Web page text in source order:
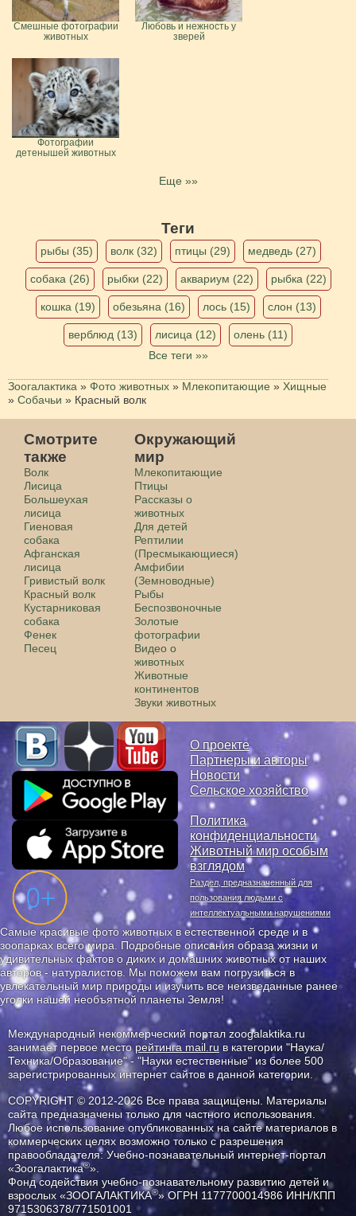
Смешные фотографии
животных
Любовь и нежность у
зверей
Фотографии
детенышей животных
Еще »»
Теги
рыбы (35) волк (32) птицы (29) медведь (27)
собака (26) рыбки (22) аквариум (22) рыбка (22)
кошка (19) обезьяна (16) лось (15) слон (13)
верблюд (13) лисица (12)
олень (11)
Все теги »»
Зоогалактика » Фото животных » Млекопитающие » Хищные
» Собачьи » Красный волк
Смотрите
также
Волк
Лисица
Большеухая
лисица
Гиеновая
собака
Афганская
лисица
Гривистый волк
Красный волк
Кустарниковая
собака
Фенек
Песец
Окружающий
мир
Млекопитающие
Птицы
Рассказы о
животных
Для детей
Рептилии
(Пресмыкающиеся)
Амфибии
(Земноводные)
Рыбы
Беспозвоночные
Золотые
фотографии
Видео о
животных
Животные
континентов
Звуки животных
О проекте
Партнеры и авторы
Новости
Сельское хозяйство
Политика
конфиденциальности
Животный мир особым
взглядом
Раздел, предназначенный для
пользования людьми с
интеллектуальными нарушениями
Самые красивые фото животных в естественной среде и в
зоопарках всего мира. Подробные описания образа жизни и
удивительных фактов о диких и домашних животных от наших
авторов - натуралистов. Мы поможем вам погрузиться в
увлекательный мир природы и изучить все неизведанные ранее
уголки нашей необъятной планеты Земля!
Международный некоммерческий портал zoogalaktika.ru
занимает первое месторейтинга mail.ru в категории "Наука/
Техника/Образование" - "Науки естественные" из более 500
зарегистрированных интернет сайтов в данной категории.
COPYRIGHT © 2012-2026 Все права защищены. Материалы
сайта предназначены только для частного использования.
Любое использование опубликованных на сайте материалов в
коммерческих целях возможно только с разрешения
правообладателя: Учебно-познавательный интернет-портал
«Зоогалактика®».
Фонд содействия учебно-познавательному развитию детей и
взрослых «ЗООГАЛАКТИКА®» ОГРН 1177700014986 ИНН/КПП
9715306378/771501001